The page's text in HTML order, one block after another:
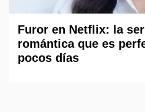
Furor en Netflix: la
romántica que es
pocos días